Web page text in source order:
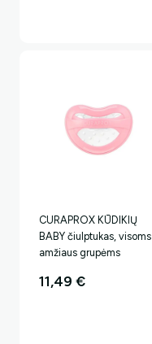
CURAPROX KŪDIKIŲ
BABY čiulptukas, visoms
amžiaus grupėms
11,49€